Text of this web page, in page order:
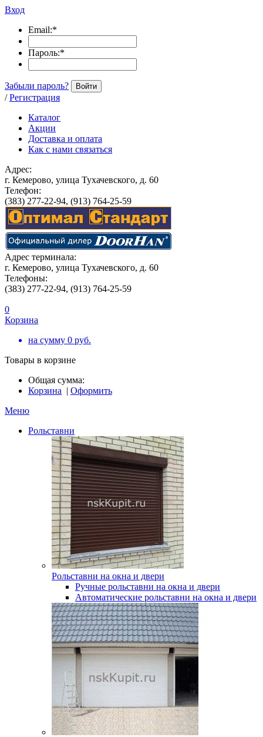
Вход
Email:*
Пароль:*
Забыли пароль? Войти
/ Регистрация
Каталог
Акции
Доставка и оплата
Как с нами связаться
Адрес:
г. Кемерово, улица Тухачевского, д. 60
Телефон:
(383) 277-22-94, (913) 764-25-59
Адрес терминала:
г. Кемерово, улица Тухачевского, д. 60
Телефоны:
(383) 277-22-94, (913) 764-25-59
0
Корзина
на сумму 0 руб.
Товары в корзине
Общая сумма:
Корзина | Оформить
Меню
Рольставни
Рольставни на окна и двери
Ручные рольставни на окна и двери
Автоматические рольставни на окна и двери